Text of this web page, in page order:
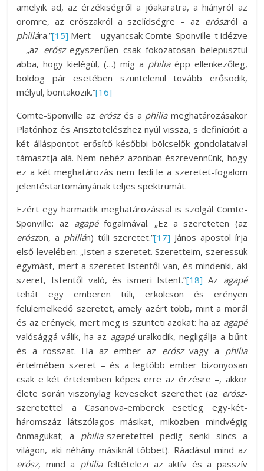
amelyik ad, az érzékiségről a jóakaratra, a hiányról az
örömre, az erőszakról a szelídségre – az erószról a
philiára.”[15] Mert – ugyancsak Comte-Sponville-t idézve
– „az erószegyszerűen csak fokozatosan belepusztul
abba, hogy kielégül, (…) míg a philiaépp ellenkezőleg,
boldog pár esetében szüntelenül tovább erősödik,
mélyül, bontakozik.”[16]
Comte-Sponville az erószés a philiameghatározásakor
Platónhoz és Arisztotelészhez nyúl vissza, s definícióit a
két álláspontot erősítő későbbi bölcselők gondolataival
támasztja alá. Nem nehéz azonban észrevennünk, hogy
ez a két meghatározás nem fedi le a szeretet-fogalom
jelentéstartományának teljes spektrumát.
Ezért egy harmadik meghatározással is szolgál Comte-
Sponville: az agapéfogalmával. „Ez a szereteten (az
erószon, a philián) túli szeretet.”[17] János apostol írja
első levelében: „Isten a szeretet. Szeretteim, szeressük
egymást, mert a szeretet Istentől van, és mindenki, aki
szeret, Istentől való, és ismeri Istent.”[18] Az agapé
tehát egy emberen túli, erkölcsön és erényen
felülemelkedő szeretet, amely azért több, mint a morál
és az erények, mert meg is szünteti azokat: ha az agapé
valósággá válik, ha az agapéuralkodik, negligálja a bűnt
és a rosszat. Ha az ember az erószvagy a philia
értelmében szeret – és a legtöbb ember bizonyosan
csak e két értelemben képes erre az érzésre –, akkor
élete során viszonylag keveseket szerethet (az erósz-
szeretettel a Casanova-emberek esetleg egy-két-
háromszáz látszólagos másikat, miközben mindvégig
önmagukat; a philia-szeretettel pedig senki sincs a
világon, aki néhány másiknál többet). Ráadásul mind az
erósz, mind a philiafeltételezi az aktív és a passzív